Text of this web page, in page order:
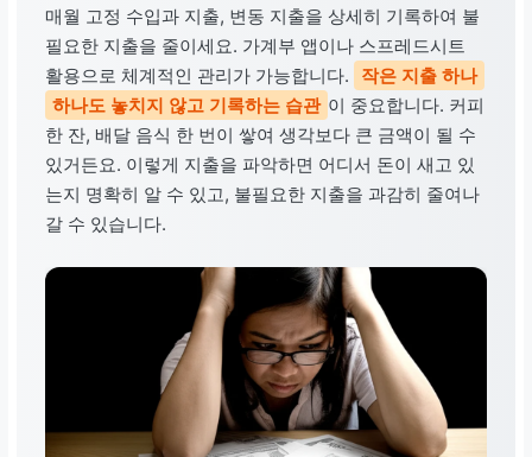
매월 고정 수입과 지출, 변동 지출을 상세히 기록하여 불
필요한 지출을 줄이세요. 가계부 앱이나 스프레드시트
활용으로 체계적인 관리가 가능합니다.
작은 지출 하나
하나도 놓치지 않고 기록하는 습관 이 중요합니다. 커피
한 잔, 배달 음식 한 번이 쌓여 생각보다 큰 금액이 될 수
있거든요. 이렇게 지출을 파악하면 어디서 돈이 새고 있
는지 명확히 알 수 있고, 불필요한 지출을 과감히 줄여나
갈 수 있습니다.